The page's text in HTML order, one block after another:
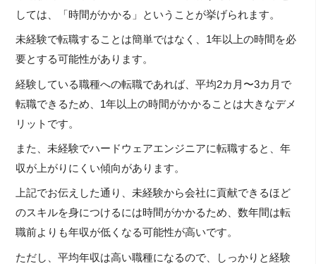
しては、「時間がかかる」ということが挙げられます。
未経験で転職することは簡単ではなく、1年以上の時間を必
要とする可能性があります。
経験している職種への転職であれば、平均2カ月〜3カ月で
転職できるため、1年以上の時間がかかることは大きなデメ
リットです。
また、未経験でハードウェアエンジニアに転職すると、年
収が上がりにくい傾向があります。
上記でお伝えした通り、未経験から会社に貢献できるほど
のスキルを身につけるには時間がかかるため、数年間は転
職前よりも年収が低くなる可能性が高いです。
ただし、平均年収は高い職種になるので、しっかりと経験